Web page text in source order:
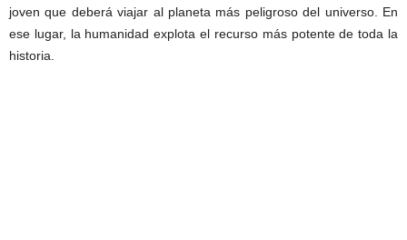
joven que deberá viajar al planeta más peligroso del universo. En
ese lugar, la humanidad explota el recurso más potente de toda la
historia.